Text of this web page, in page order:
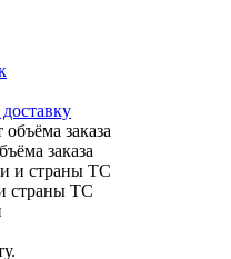
заказа
страны ТС